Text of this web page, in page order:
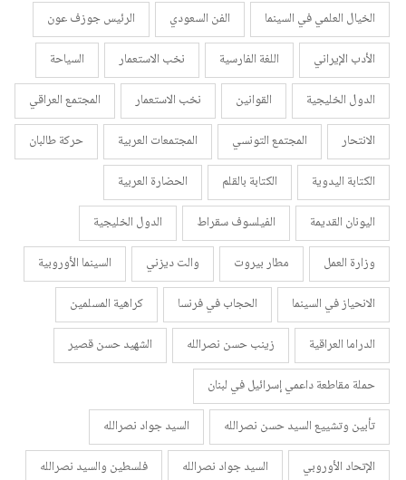
الخيال العلمي في السينما
الفن السعودي
الرئيس جوزف عون
الأدب الإيراني
اللغة الفارسية نخب الاستعمار
السياحة
الدول الخليجية
القوانين نخب الاستعمار
المجتمع العراقي
الانتحار
المجتمع التونسي المجتمعات العربية
حركة طالبان
الكتابة اليدوية
الكتابة بالقلم
الحضارة العربية
اليونان القديمة
الفيلسوف سقراط
الدول الخليجية
وزارة العمل
مطار بيروت والت ديزني
السينما الأوروبية
الانحياز في السينما
الحجاب في فرنسا
كراهية المسلمين
الدراما العراقية
زينب حسن نصرالله
الشهيد حسن قصير
حملة مقاطعة داعمي إسرائيل في لبنان
تأبين وتشييع السيد حسن نصرالله
السيد جواد نصرالله
الإتحاد الأوروبي
السيد جواد نصرالله
فلسطين والسيد نصرالله